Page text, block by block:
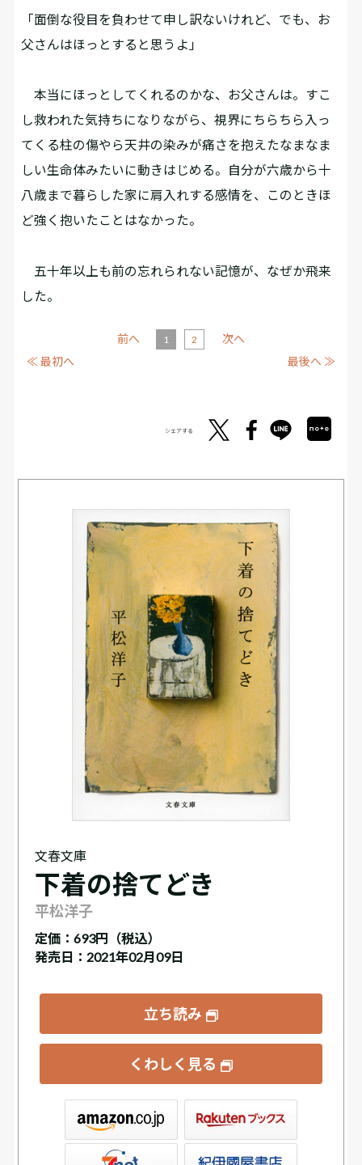
「面倒な役目を負わせて申し訳ないけれど、でも、お
父さんはほっとすると思うよ」
本当にほっとしてくれるのかな、お父さんは。すこ
し救われた気持ちになりながら、視界にちらちら入っ
てくる柱の傷やら天井の染みが痛さを抱えたなまなま
しい生命体みたいに動きはじめる。自分が六歳から十
八歳まで暮らした家に肩入れする感情を、このときほ
ど強く抱いたことはなかった。
五十年以上も前の忘れられない記憶が、なぜか飛来
した。
≪ 最初へ
前へ 1 2
次へ
最後へ ≫
シェアする
文春文庫
下着の捨てどき
平松洋子
定価： 693円（税込）
発売日：2021年02月09日
立ち読み
くわしく見る
書店ウェブストア